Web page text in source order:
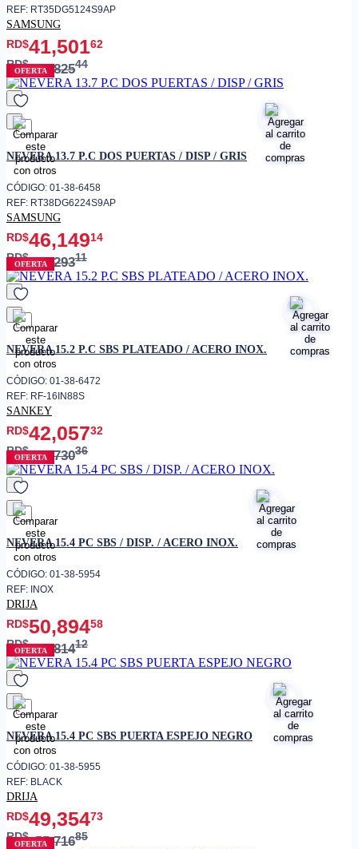
REF: RT35DG5124S9AP
SAMSUNG
RD$41,50162
RD$48,82544
OFERTA
favorito
NEVERA 13.7 P.C DOS PUERTAS / DISP / GRIS
CÓDIGO: 01-38-6458
REF: RT38DG6224S9AP
SAMSUNG
RD$46,14914
RD$54,29311
OFERTA
favorito
NEVERA 15.2 P.C SBS PLATEADO / ACERO INOX.
CÓDIGO: 01-38-6472
REF: RF-16IN88S
SANKEY
RD$42,05732
RD$46,73036
OFERTA
favorito
NEVERA 15.4 PC SBS / DISP. / ACERO INOX.
CÓDIGO: 01-38-5954
REF: INOX
DRIJA
RD$50,89458
RD$56,81412
OFERTA
favorito
NEVERA 15.4 PC SBS PUERTA ESPEJO NEGRO
CÓDIGO: 01-38-5955
REF: BLACK
DRIJA
RD$49,35473
RD$55,71685
OFERTA